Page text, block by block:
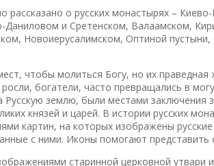
рассказано о русских монастырях –
и Сретенском, Валаамском,
Новоиерусалимском, Оптиной
чтобы молиться Богу, но их
богатели, часто превращались в
землю, были местами заключения
князей и царей. В истории русских
картин, на которых изображены
с ними. Иконы помогают
старинной церковной утвари